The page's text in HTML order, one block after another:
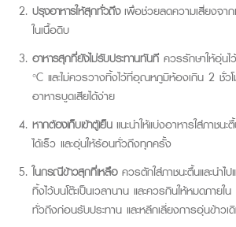
ปรุงอาหารให้สุกทั่วถึงเพื่อช่วยลดความเสี่ยงจา
ในเนื้อดิบ
อาหารสุกที่ยังไม่รับประทานทันที ควรรักษาให้อุ่น
°C และไม่ควรวางทิ้งไว้ที่อุณหภูมิห้องเกิน 2 ชั่วโ
อาหารบูดเสียได้ง่าย
หากต้องเก็บเข้าตู้เย็น แนะนำให้แบ่งอาหารใส่ภาช
ได้เร็ว และอุ่นให้ร้อนทั่วถึงทุกครั้ง
ในกรณีข้าวสุกที่เหลือควรตักใส่ภาชนะตื้นและนำไป
ทิ้งไว้บนโต๊ะเป็นเวลานาน และควรกินให้หมดภา
ทั่วถึงก่อนรับประทาน และหลีกเลี่ยงการอุ่นข้าว